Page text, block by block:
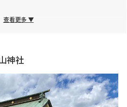
查看更多 ▼
神社